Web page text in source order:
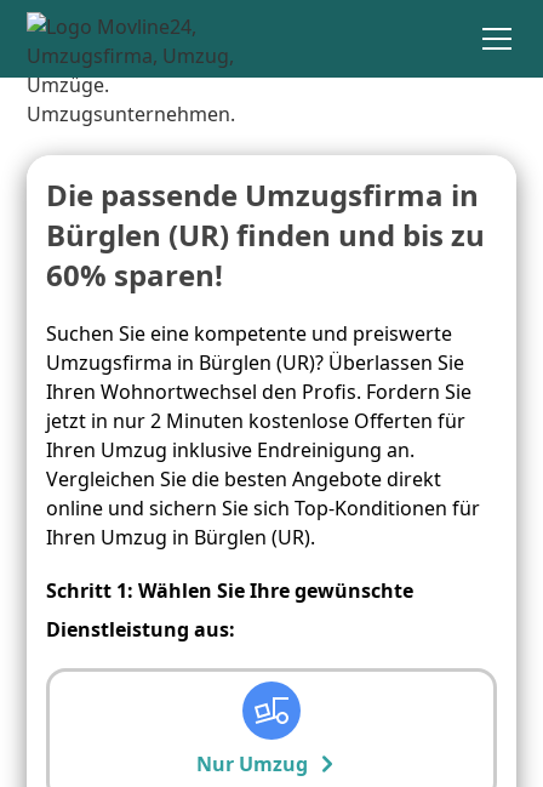
Die passende Umzugsfirma in
Bürglen (UR) finden und bis zu
60% sparen!
Suchen Sie eine kompetente und preiswerte
Umzugsfirma in Bürglen (UR)? Überlassen Sie
Ihren Wohnortwechsel den Profis. Fordern Sie
jetzt in nur 2 Minuten kostenlose Offerten für
Ihren Umzug inklusive Endreinigung an.
Vergleichen Sie die besten Angebote direkt
online und sichern Sie sich Top-Konditionen für
Ihren Umzug in Bürglen (UR).
Schritt 1: Wählen Sie Ihre gewünschte
Dienstleistung aus:
Nur Umzug